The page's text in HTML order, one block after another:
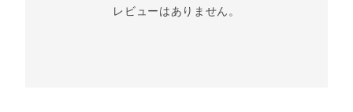
レビューはありません。